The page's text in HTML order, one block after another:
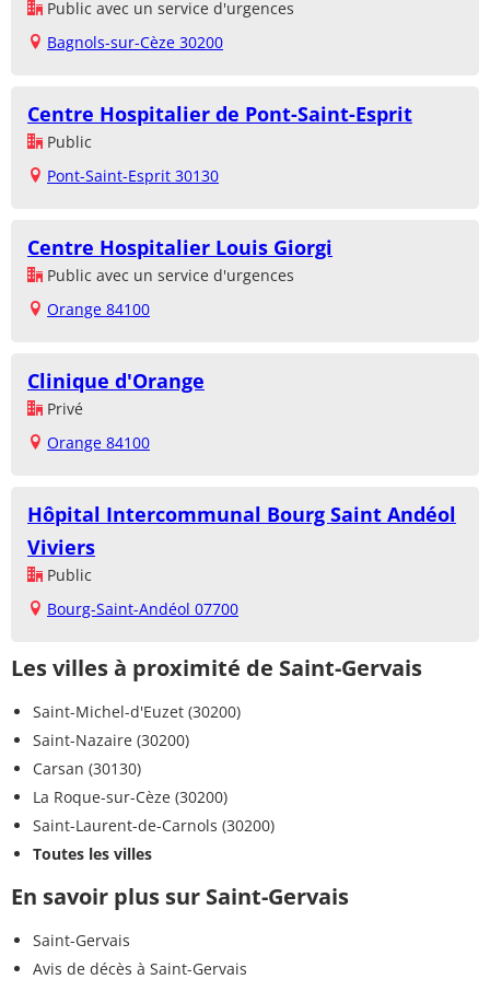
Public avec un service d'urgences
Bagnols-sur-Cèze 30200
Centre Hospitalier de Pont-Saint-Esprit
Public
Pont-Saint-Esprit 30130
Centre Hospitalier Louis Giorgi
Public avec un service d'urgences
Orange 84100
Clinique d'Orange
Privé
Orange 84100
Hôpital Intercommunal Bourg Saint Andéol
Viviers
Public
Bourg-Saint-Andéol 07700
Les villes à proximité de Saint-Gervais
Saint-Michel-d'Euzet (30200)
Saint-Nazaire (30200)
Carsan (30130)
La Roque-sur-Cèze (30200)
Saint-Laurent-de-Carnols (30200)
Toutes les villes
En savoir plus sur Saint-Gervais
Saint-Gervais
Avis de décès à Saint-Gervais